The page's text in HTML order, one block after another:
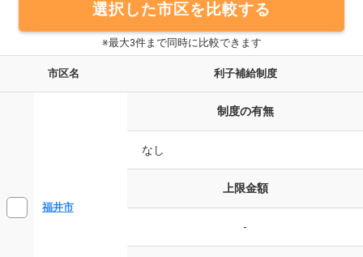
選択した市区を比較する
※最大3件まで同時に比較できます
市区名 利子補給制度
福井市
制度の有無
なし
上限金額
-